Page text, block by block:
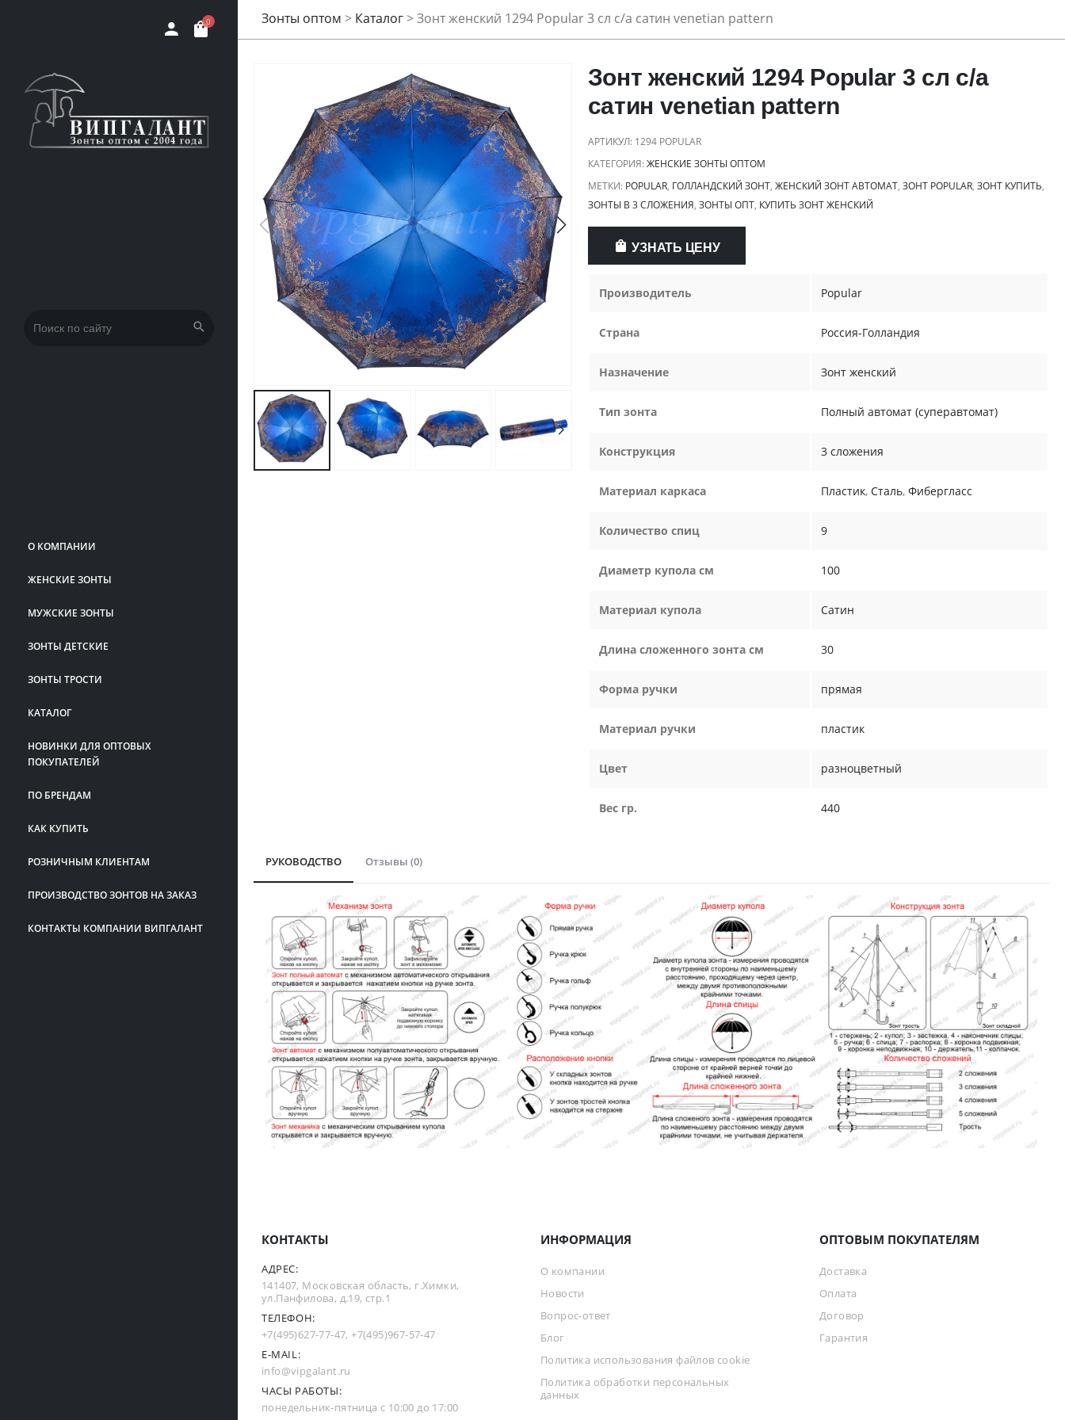
0
Искать:
О КОМПАНИИ
ЖЕНСКИЕ ЗОНТЫ
МУЖСКИЕ ЗОНТЫ
ЗОНТЫ ДЕТСКИЕ
ЗОНТЫ ТРОСТИ
КАТАЛОГ
НОВИНКИ ДЛЯ ОПТОВЫХ
ПОКУПАТЕЛЕЙ
ПО БРЕНДАМ
КАК КУПИТЬ
РОЗНИЧНЫМ КЛИЕНТАМ
ПРОИЗВОДСТВО ЗОНТОВ НА ЗАКАЗ
КОНТАКТЫ КОМПАНИИ ВИПГАЛАНТ
Зонты оптом > Каталог>Зонт женский 1294 Popular 3 сл с/а сатин venetian pattern
Зонт женский 1294 Popular 3 сл с/а
сатин venetian pattern
АРТИКУЛ: 1294 POPULAR
КАТЕГОРИЯ:ЖЕНСКИЕ ЗОНТЫ ОПТОМ
МЕТКИ: POPULAR, ГОЛЛАНДСКИЙ ЗОНТ, ЖЕНСКИЙ ЗОНТ АВТОМАТ, ЗОНТ POPULAR, ЗОНТ КУПИТЬ,
ЗОНТЫ В 3 СЛОЖЕНИЯ, ЗОНТЫ ОПТ, КУПИТЬ ЗОНТ ЖЕНСКИЙ
УЗНАТЬ ЦЕНУ
Производитель Popular
Страна Россия-Голландия
Назначение Зонт женский
Тип зонта Полный автомат (суперавтомат)
Конструкция 3 сложения
Материал каркаса Пластик, Сталь, Фибергласс
Количество спиц 9
Диаметр купола см 100
Материал купола Сатин
Длина сложенного зонта см 30
Форма ручки прямая
Материал ручки пластик
Цвет разноцветный
Вес гр. 440
РУКОВОДСТВО Отзывы (0)
КОНТАКТЫ
АДРЕС:
141407, Московская область, г.Химки,
ул.Панфилова, д.19, стр.1
ТЕЛЕФОН:
+7(495)627-77-47,+7(495)967-57-47
E-MAIL:
info@vipgalant.ru
ЧАСЫ РАБОТЫ:
понедельник-пятница с 10:00 до 17:00
ИНФОРМАЦИЯ
О компании
Новости
Вопрос-ответ
Блог
Политика использования файлов cookie
Политика обработки персональных
данных
ОПТОВЫМ ПОКУПАТЕЛЯМ
Доставка
Оплата
Договор
Гарантия